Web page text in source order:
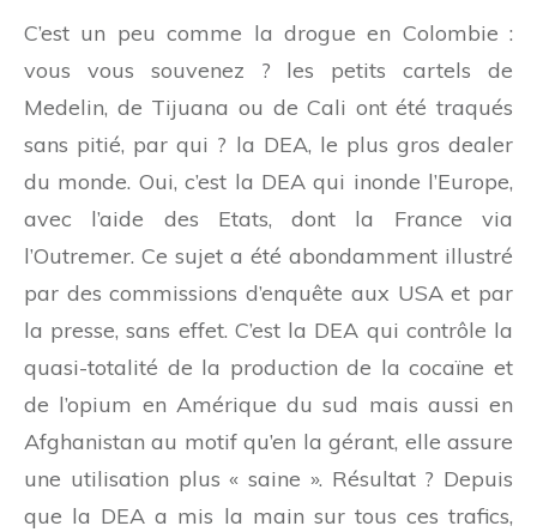
C’est un peu comme la drogue en Colombie :
vous vous souvenez ? les petits cartels de
Medelin, de Tijuana ou de Cali ont été traqués
sans pitié, par qui ? la DEA, le plus gros dealer
du monde. Oui, c’est la DEA qui inonde l’Europe,
avec l’aide des Etats, dont la France via
l’Outremer. Ce sujet a été abondamment illustré
par des commissions d’enquête aux USA et par
la presse, sans effet. C’est la DEA qui contrôle la
quasi-totalité de la production de la cocaïne et
de l’opium en Amérique du sud mais aussi en
Afghanistan au motif qu’en la gérant, elle assure
une utilisation plus « saine ». Résultat ? Depuis
que la DEA a mis la main sur tous ces trafics,